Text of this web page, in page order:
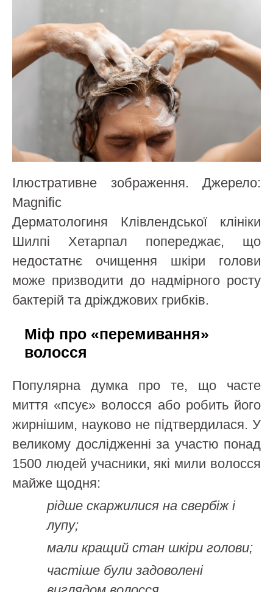
Ілюстративне зображення. Джерело:
Magnific
Дерматологиня Клівлендської клініки
Шилпі Хетарпал попереджає, що
недостатнє очищення шкіри голови
може призводити до надмірного росту
бактерій та дріжджових грибків.
Міф про «перемивання»
волосся
Популярна думка про те, що часте
миття «псує» волосся або робить його
жирнішим, науково не підтвердилася. У
великому дослідженні за участю понад
1500 людей учасники, які мили волосся
майже щодня:
рідше скаржилися на свербіж і
лупу;
мали кращий стан шкіри голови;
частіше були задоволені